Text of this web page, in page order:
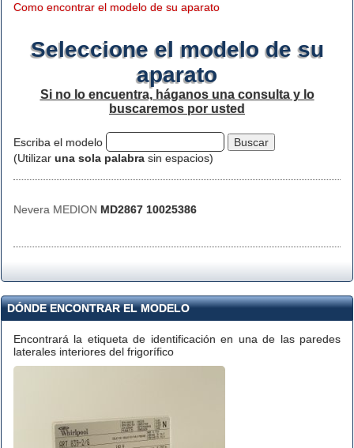
Como encontrar el modelo de su aparato
Seleccione el modelo de su
aparato
Si no lo encuentra, háganos una consulta y lo
buscaremos por usted
Escriba el modelo
(Utilizar una sola palabra sin espacios)
Nevera MEDION MD2867 10025386
DÓNDE ENCONTRAR EL MODELO
Encontrará la etiqueta de identificación en una de las paredes
laterales interiores del frigorífico